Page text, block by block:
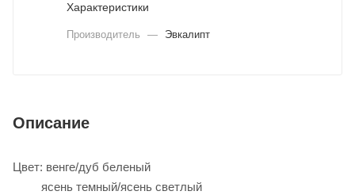
Характеристики
Производитель — Эвкалипт
Описание
Цвет: венге/дуб беленый
ясень темный/ясень светлый